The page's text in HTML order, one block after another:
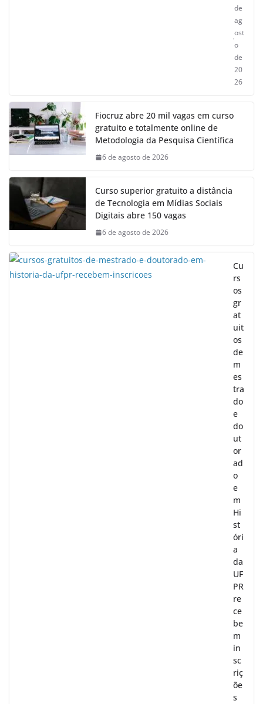
de
ag
ost
o
de
20
26
Fiocruz abre 20 mil vagas em curso
gratuito e totalmente online de
Metodologia da Pesquisa Científica
6 de agosto de 2026
Curso superior gratuito a distância
de Tecnologia em Mídias Sociais
Digitais abre 150 vagas
6 de agosto de 2026
Cu
rs
os
gr
at
uit
os
de
m
es
tra
do
e
do
ut
or
ad
o
e
m
Hi
st
óri
a
da
UF
PR
re
ce
be
m
in
sc
riç
õe
s